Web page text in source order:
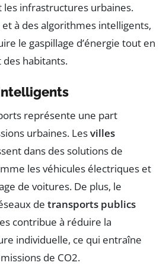
les infrastructures urbaines.
à des algorithmes intelligents,
le gaspillage d’énergie tout en
habitants.
représente une part
urbaines. Lesvilles
dans des solutions de
les véhicules électriques et
de voitures. De plus, le
de transports publics
contribue à réduire la
individuelle, ce qui entraîne
de CO2.